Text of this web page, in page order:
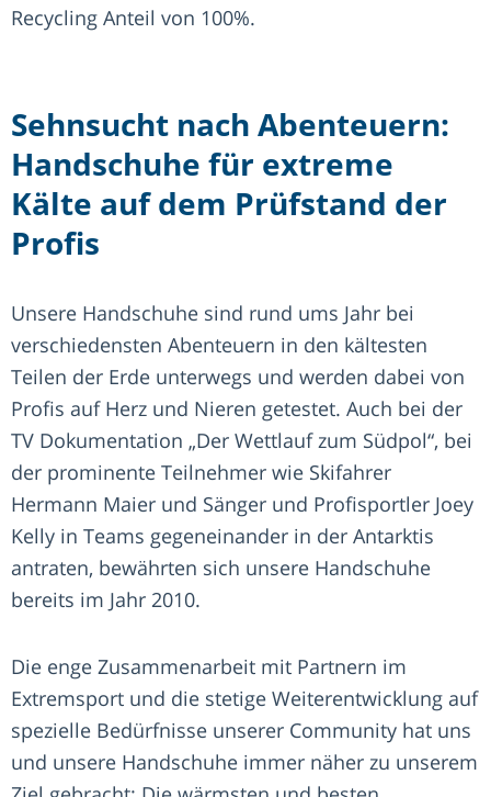
Recycling Anteil von 100%.
Sehnsucht nach Abenteuern:
Handschuhe für extreme
Kälte auf dem Prüfstand der
Profis
Unsere Handschuhe sind rund ums Jahr bei
verschiedensten Abenteuern in den kältesten
Teilen der Erde unterwegs und werden dabei von
Profis auf Herz und Nieren getestet. Auch bei der
TV Dokumentation „Der Wettlauf zum Südpol“, bei
der prominente Teilnehmer wie Skifahrer
Hermann Maier und Sänger und Profisportler Joey
Kelly in Teams gegeneinander in der Antarktis
antraten, bewährten sich unsere Handschuhe
bereits im Jahr 2010.
Die enge Zusammenarbeit mit Partnern im
Extremsport und die stetige Weiterentwicklung auf
spezielle Bedürfnisse unserer Community hat uns
und unsere Handschuhe immer näher zu unserem